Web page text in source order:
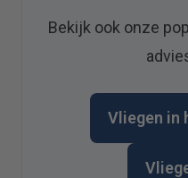
Bekijk ook onze
Vliegen in